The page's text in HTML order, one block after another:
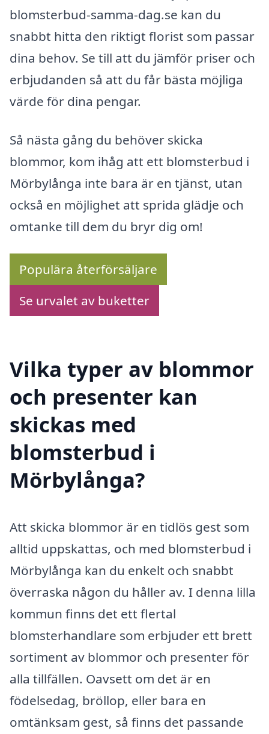
blomsterbud-samma-dag.se kan du
snabbt hitta den riktigt florist som passar
dina behov. Se till att du jämför priser och
erbjudanden så att du får bästa möjliga
värde för dina pengar.
Så nästa gång du behöver skicka
blommor, kom ihåg att ett blomsterbud i
Mörbylånga inte bara är en tjänst, utan
också en möjlighet att sprida glädje och
omtanke till dem du bryr dig om!
Populära återförsäljare
Se urvalet av buketter
Vilka typer av blommor
och presenter kan
skickas med
blomsterbud i
Mörbylånga?
Att skicka blommor är en tidlös gest som
alltid uppskattas, och med blomsterbud i
Mörbylånga kan du enkelt och snabbt
överraska någon du håller av. I denna lilla
kommun finns det ett flertal
blomsterhandlare som erbjuder ett brett
sortiment av blommor och presenter för
alla tillfällen. Oavsett om det är en
födelsedag, bröllop, eller bara en
omtänksam gest, så finns det passande